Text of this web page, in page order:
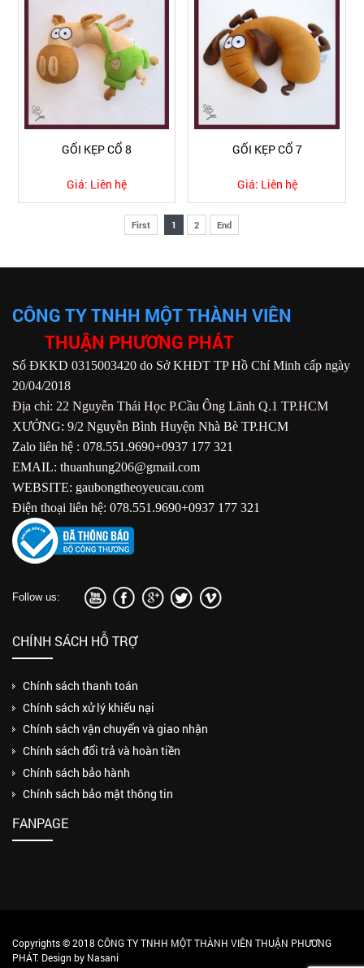
GỐI KẸP CỔ 8
Giá: Liên hệ
GỐI KẸP CỔ 7
Giá: Liên hệ
First 1 2 End
CÔNG TY TNHH MỘT THÀNH VIÊN
THUẬN PHƯƠNG PHÁT
Số ĐKKD 0315003420 do Sở KHĐT TP Hồ Chí Minh cấp ngày
20/04/2018
Địa chỉ: 22 Nguyễn Thái Học P.Cầu Ông Lãnh Q.1 TP.HCM
XƯỞNG: 9/2 Nguyễn Bình Huyện Nhà Bè TP.HCM
Zalo liên hệ : 078.551.9690+0937 177 321
EMAIL: thuanhung206@gmail.com
WEBSITE: gaubongtheoyeucau.com
Điện thoại liên hệ: 078.551.9690+0937 177 321
Follow us:
CHÍNH SÁCH HỖ TRỢ
Chính sách thanh toán
Chính sách xử lý khiếu nại
Chính sách vận chuyển và giao nhận
Chính sách đổi trả và hoàn tiền
Chính sách bảo hành
Chính sách bảo mật thông tin
FANPAGE
Copyrights © 2018 CÔNG TY TNHH MỘT THÀNH VIÊN THUẬN PHƯƠNG
PHÁT. Design by Nasani